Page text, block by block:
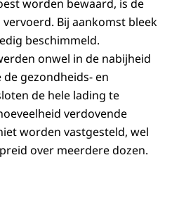
worden bewaard, is de
Bij aankomst bleek
beschimmeld.
onwel in de nabijheid
gezondheids- en
de hele lading te
verdovende
worden vastgesteld, wel
over meerdere dozen.